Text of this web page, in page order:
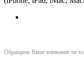
Обращаем Ваше внимание на